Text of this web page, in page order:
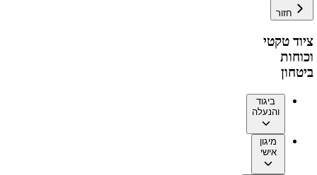
חזור
ציוד טקטי
וכוחות
ביטחון
ביגוד
והנעלה
מיגון
אישי